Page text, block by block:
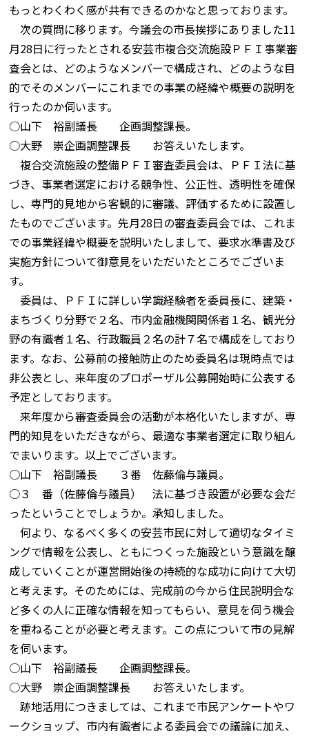
もっとわくわく感が共有できるのかなと思っております。
次の質問に移ります。今議会の市長挨拶にありました11
月28日に行ったとされる安芸市複合交流施設ＰＦＩ事業審
査会とは、どのようなメンバーで構成され、どのような目
的でそのメンバーにこれまでの事業の経緯や概要の説明を
行ったのか伺います。
○山下 裕副議長 企画調整課長。
○大野 崇企画調整課長 お答えいたします。
複合交流施設の整備ＰＦＩ審査委員会は、ＰＦＩ法に基
づき、事業者選定における競争性、公正性、透明性を確保
し、専門的見地から客観的に審議、評価するために設置し
たものでございます。先月28日の審査委員会では、これま
での事業経緯や概要を説明いたしまして、要求水準書及び
実施方針について御意見をいただいたところでございま
す。
委員は、ＰＦＩに詳しい学識経験者を委員長に、建築・
まちづくり分野で２名、市内金融機関関係者１名、観光分
野の有識者１名、行政職員２名の計７名で構成をしており
ます。なお、公募前の接触防止のため委員名は現時点では
非公表とし、来年度のプロポーザル公募開始時に公表する
予定としております。
来年度から審査委員会の活動が本格化いたしますが、専
門的知見をいただきながら、最適な事業者選定に取り組ん
でまいります。以上でございます。
○山下 裕副議長 ３番 佐藤倫与議員。
○３ 番（佐藤倫与議員） 法に基づき設置が必要な会だ
ったということでしょうか。承知しました。
何より、なるべく多くの安芸市民に対して適切なタイミ
ングで情報を公表し、ともにつくった施設という意識を醸
成していくことが運営開始後の持続的な成功に向けて大切
と考えます。そのためには、完成前の今から住民説明会な
ど多くの人に正確な情報を知ってもらい、意見を伺う機会
を重ねることが必要と考えます。この点について市の見解
を伺います。
○山下 裕副議長 企画調整課長。
○大野 崇企画調整課長 お答えいたします。
跡地活用につきましては、これまで市民アンケートやワ
ークショップ、市内有識者による委員会での議論に加え、